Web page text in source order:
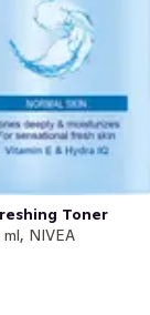
Toner
NIVEA